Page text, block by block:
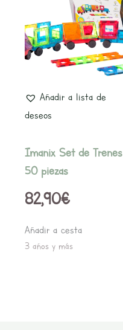
Añadir a lista de
deseos
Imanix Set de Trenes
50 piezas
82,90€
Añadir a cesta
3 años y más